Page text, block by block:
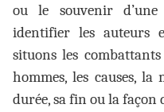
ou le souvenir
identifier les auteurs
situons les
hommes, les causes,
durée, sa fin ou la